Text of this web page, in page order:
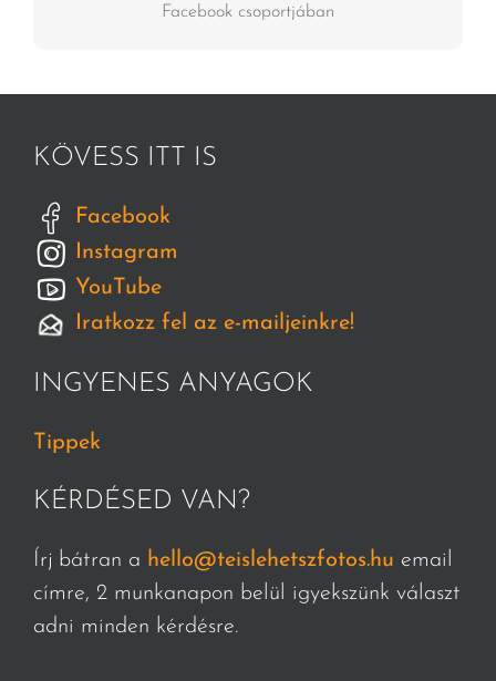
Facebook csoportjában
KÖVESS ITT IS
Facebook
Instagram
YouTube
Iratkozz fel az e-mailjeinkre!
INGYENES ANYAGOK
Tippek
KÉRDÉSED VAN?
Írj bátran a hello@teislehetszfotos.hu email
címre, 2 munkanapon belül igyekszünk választ
adni minden kérdésre.